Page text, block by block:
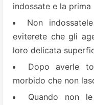
indossate e la
Non
eviterete che gli
loro delicata
Dopo averle
morbido che non
Quando non